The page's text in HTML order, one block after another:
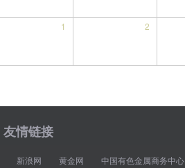
1 2
友情链接
新浪网 黄金网 中国有色金属商务中心